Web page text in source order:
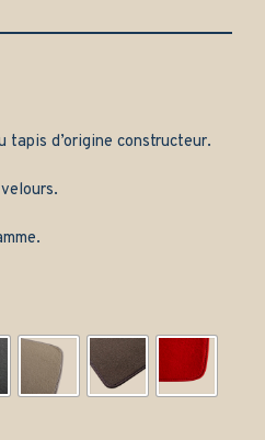
d’origine constructeur.